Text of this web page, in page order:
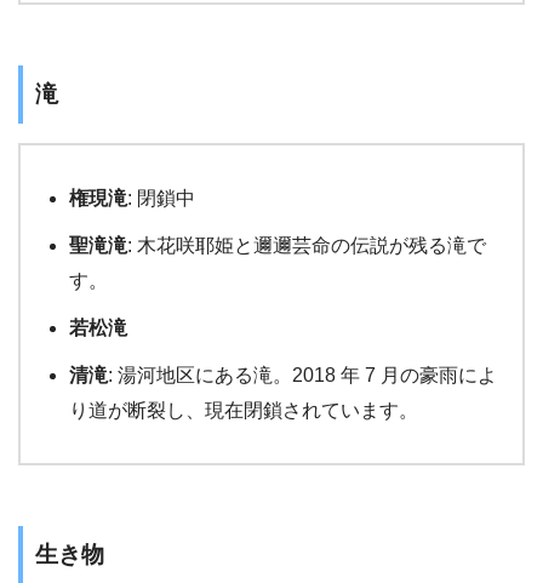
滝
権現滝: 閉鎖中
聖滝滝: 木花咲耶姫と邇邇芸命の伝説が残る滝で
す。
若松滝
清滝: 湯河地区にある滝。2018 年 7 月の豪雨によ
り道が断裂し、現在閉鎖されています。
生き物